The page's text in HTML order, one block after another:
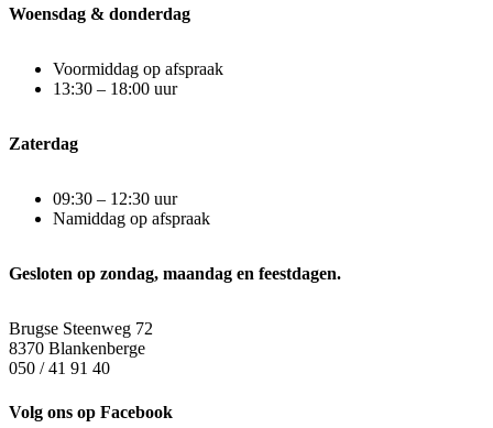
Woensdag & donderdag
Voormiddag op afspraak
13:30 – 18:00 uur
Zaterdag
09:30 – 12:30 uur
Namiddag op afspraak
Gesloten op zondag, maandag en feestdagen.
Brugse Steenweg 72
8370 Blankenberge
050 / 41 91 40
Volg ons op Facebook